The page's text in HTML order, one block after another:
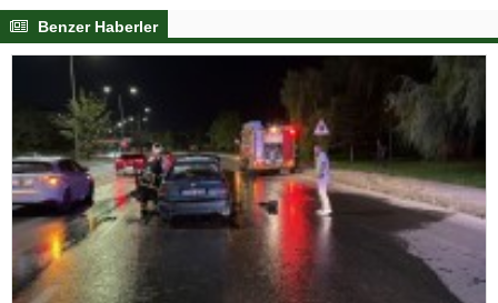
Benzer Haberler